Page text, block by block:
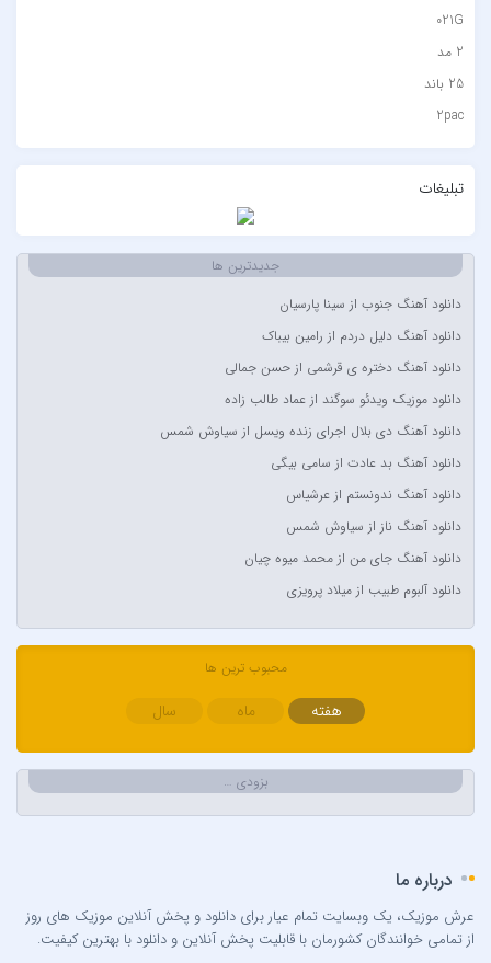
021G
2 مد
25 باند
2pac
۷ بند
Afra
AFROJACK
Ahmadreza Habibiyan
Akon
Alexandra Stan
Amir Khalvat
Andre Schnura & Timmy Trumpet & Alexandra Stan
Anyma Ellie Goulding
Arsha Michaels
Aşkın Nur Yengi
Ava Max
Bebe Rexha
Bengü
Berkay
Bilal Sonses & Çağın
Bilal Sonses & Deniz Toprak
Burak Buluk & Zara & Kurtuluş Kuş
تبلیغات
جدیدترین ها
دانلود آهنگ جنوب از سینا پارسیان
دانلود آهنگ دلیل دردم از رامین بیباک
دانلود آهنگ دختره ی قرشمی از حسن جمالی
دانلود موزیک ویدئو سوگند از عماد طالب زاده
دانلود آهنگ دی بلال اجرای زنده ویسل از سیاوش شمس
دانلود آهنگ بد عادت از سامی بیگی
دانلود آهنگ ندونستم از عرشیاس
دانلود آهنگ ناز از سیاوش شمس
دانلود آهنگ جای من از محمد میوه چیان
دانلود آلبوم طبیب از میلاد پرویزی
محبوب ترین ها
هفته ماه سال
بزودی …
درباره ما
عرش موزیک، یک وبسایت تمام عیار برای دانلود و پخش آنلاین موزیک های روز
از تمامی خوانندگان کشورمان با قابلیت پخش آنلاین و دانلود با بهترین کیفیت.